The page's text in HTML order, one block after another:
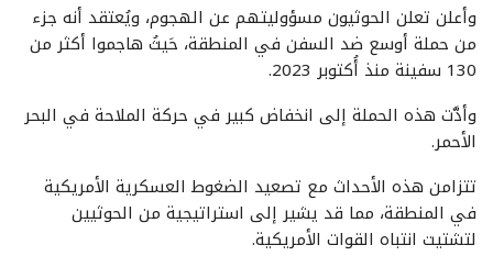
وأعلن تعلن الحوثيون مسؤوليتهم عن الهجوم، ويُعتقد أنه جزء
من حملة أوسع ضد السفن في المنطقة، حَيثُ هاجموا أكثر من
130 سفينة منذ أُكتوبر 2023.
وأدَّت هذه الحملة إلى انخفاض كبير في حركة الملاحة في البحر
الأحمر.
تتزامن هذه الأحداث مع تصعيد الضغوط العسكرية الأمريكية
في المنطقة، مما قد يشير إلى استراتيجية من الحوثيين
لتشتيت انتباه القوات الأمريكية.